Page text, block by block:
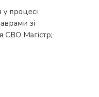
процесі
зі
СВО Магістр;